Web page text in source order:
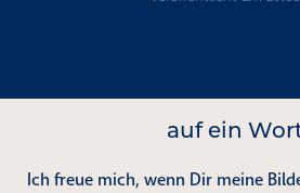
–
in
auf ein
Ich freue mich, wenn Dir meine